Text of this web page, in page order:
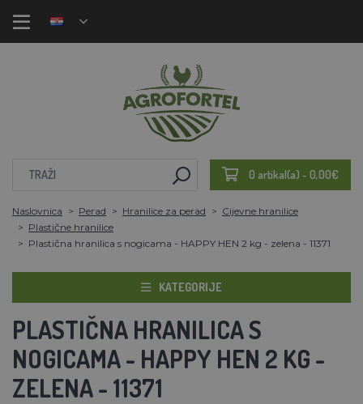
0 artikal(a) - 0,00€
Naslovnica Perad Hranilice za perad
Cijevne hranilice
Plastične hranilice
Plastična hranilica s nogicama - HAPPY HEN 2 kg - zelena - 11371
KATEGORIJE
PLASTIČNA HRANILICA S
NOGICAMA - HAPPY HEN 2 KG -
ZELENA - 11371